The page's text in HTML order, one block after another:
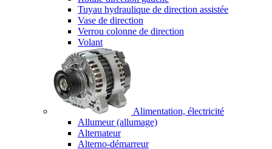
Tuyau hydraulique de direction assistée
Vase de direction
Verrou colonne de direction
Volant
Alimentation, électricité
Allumeur (allumage)
Alternateur
Alterno-démarreur